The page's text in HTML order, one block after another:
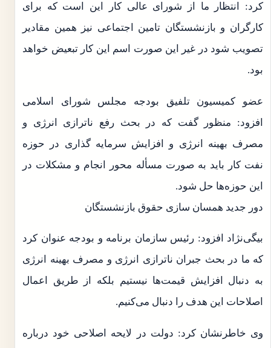
کرد: انتظار ما از شورای عالی کار این است که برای
کارگران و بازنشستگان تامین اجتماعی نیز همین مقادیر
تصویب شود در غیر این صورت اسم این کار تبعیض خواهد
بود.
عضو کمیسیون تلفیق بودجه مجلس شورای اسلامی
افزود: منظور گفت که در بحث رفع ناترازی انرژی و
مصرف بهینه انرژی و افزایش سرمایه گذاری در حوزه
نفت کار باید به صورت مسأله محور انجام و مشکلات در
این حوزه‌ها حل شود.
دور جدید همسان سازی حقوق بازنشستگان
بیگی‌نژاد افزود: رئیس سازمان برنامه و بودجه عنوان کرد
که ما در بحث جبران ناترازی انرژی و مصرف بهینه انرژی
به دنبال افزایش قیمت‌ها نیستیم بلکه از طریق اعمال
اصلاحات این هدف را دنبال می‌کنیم.
وی خاطرنشان کرد: دولت در لایحه اصلاحی خود درباره